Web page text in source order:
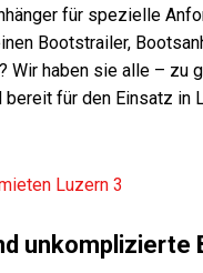
für spezielle
Bootstrailer,
Wir haben sie alle – zu
bereit für den Einsatz in
unkomplizierte